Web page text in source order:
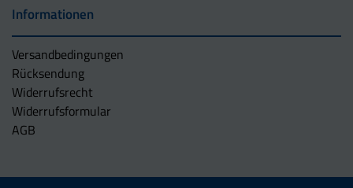
Informationen
Versandbedingungen
Rücksendung
Widerrufsrecht
Widerrufsformular
AGB